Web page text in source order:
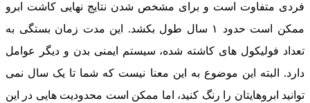
فردی متفاوت است و برای مشخص شدن نتایج نهایی کاشت ابرو
ممکن است حدود ۱ سال طول بکشد. این مدت زمان بستگی به
تعداد فولیکول‌ های کاشته شده، سیستم ایمنی بدن و دیگر عوامل
دارد. البته این موضوع به این معنا نیست که شما تا یک سال نمی
‌توانید ابروهایتان را رنگ کنید، اما ممکن است محدودیت‌ هایی در این